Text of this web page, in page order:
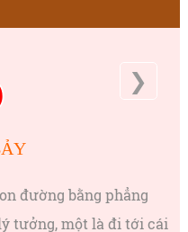
❯
đường bằng phẳng
tưởng, một là đi tới cái